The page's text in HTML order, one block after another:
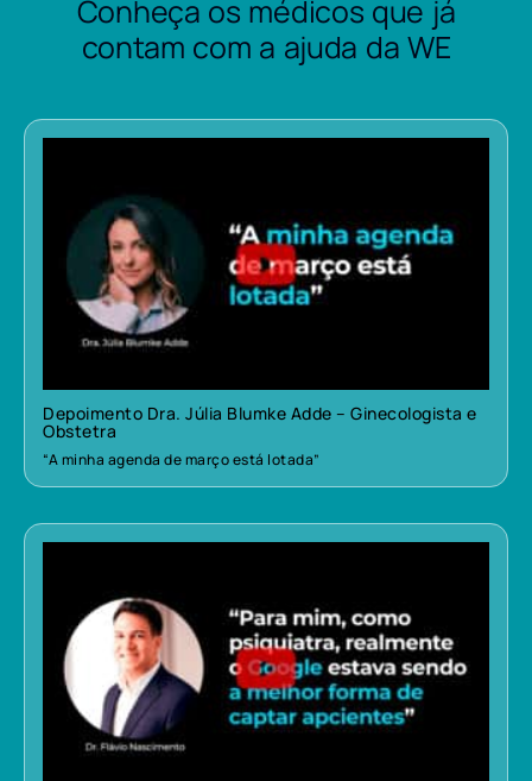
Conheça os médicos que já
contam com a ajuda da WE
Depoimento Dra. Júlia Blumke Adde – Ginecologista e
Obstetra
“A minha agenda de março está lotada”